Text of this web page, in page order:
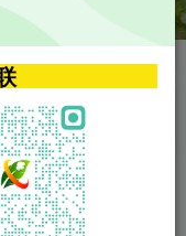
APP源码
影视源码
影视源码